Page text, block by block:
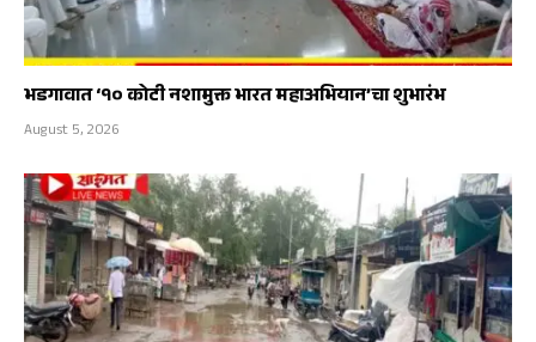
भडगावात ‘१० कोटी नशामुक्त भारत महाअभियान’चा शुभारंभ
August 5, 2026